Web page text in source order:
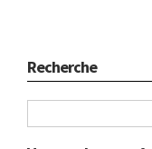
Recherche